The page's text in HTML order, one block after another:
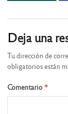
Deja una
Tu dirección de
obligatorios están
Comentario *